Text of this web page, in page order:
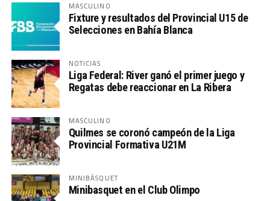
MASCULINO
Fixture y resultados del Provincial U15 de
Selecciones en Bahía Blanca
NOTICIAS
Liga Federal: River ganó el primer juego y
Regatas debe reaccionar en La Ribera
MASCULINO
Quilmes se coronó campeón de la Liga
Provincial Formativa U21M
MINIBÁSQUET
Minibasquet en el Club Olimpo